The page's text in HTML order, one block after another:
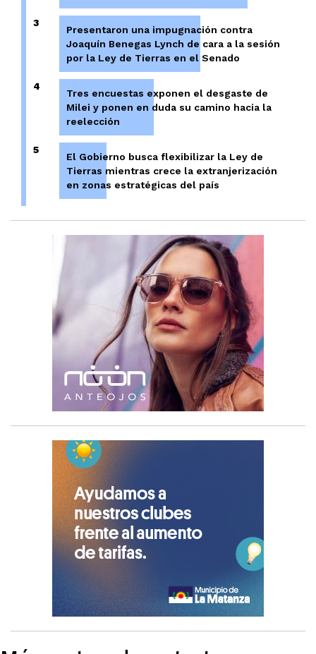
3
Presentaron una impugnación contra
Joaquín Benegas Lynch de cara a la sesión
por la Ley de Tierras en el Senado
4
Tres encuestas exponen el desgaste de
Milei y ponen en duda su camino hacia la
reelección
5
El Gobierno busca flexibilizar la Ley de
Tierras mientras crece la extranjerización
en zonas estratégicas del país